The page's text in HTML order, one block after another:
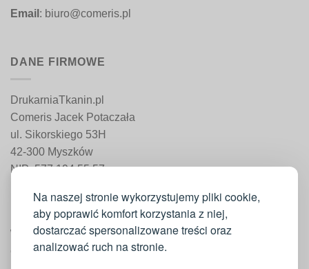
Na naszej stronie wykorzystujemy pliki cookie,
aby poprawić komfort korzystania z niej,
dostarczać spersonalizowane treści oraz
analizować ruch na stronie.
Email : biuro@comeris.pl
DANE FIRMOWE
DrukarniaTkanin.pl
Comeris Jacek Potaczała
ul. Sikorskiego 53H
42-300 Myszków
NIP: 577 194 55 57
WAŻNE INFORMACJE